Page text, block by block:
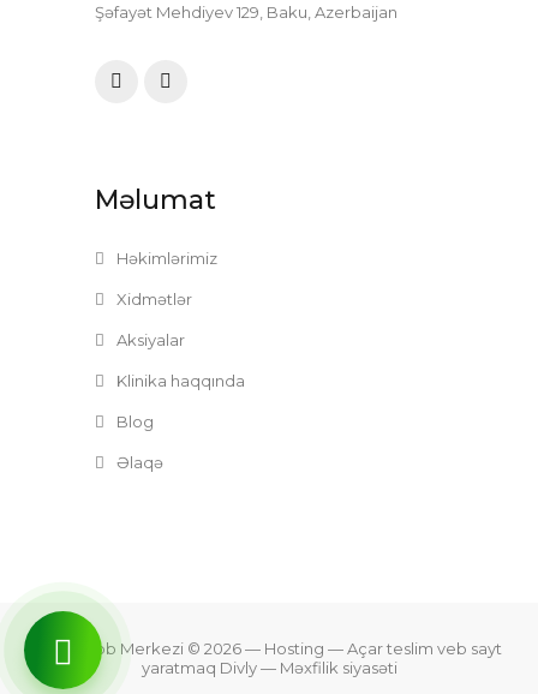
Şəfayət Mehdiyev 129, Baku, Azerbaijan
Məlumat
Həkimlərimiz
Xidmətlər
Aksiyalar
Klinika haqqında
Blog
Əlaqə
Zefer Tibb Merkezi © 2026— Hosting —Açar teslim veb sayt
yaratmaq Divly— Məxfilik siyasəti